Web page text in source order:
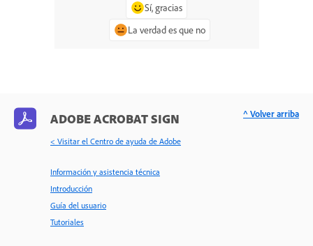
Sí, gracias
La verdad es que no
ADOBE ACROBAT SIGN
< Visitar el Centro de ayuda de Adobe
Información y asistencia técnica
Introducción
Guía del usuario
Tutoriales
^ Volver arriba